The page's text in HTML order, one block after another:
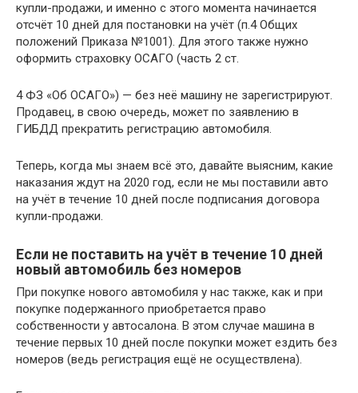
купли-продажи, и именно с этого момента начинается
отсчёт 10 дней для постановки на учёт (п.4 Общих
положений Приказа №1001). Для этого также нужно
оформить страховку ОСАГО (часть 2 ст.
4 ФЗ «Об ОСАГО») — без неё машину не зарегистрируют.
Продавец, в свою очередь, может по заявлению в
ГИБДД прекратить регистрацию автомобиля.
Теперь, когда мы знаем всё это, давайте выясним, какие
наказания ждут на 2020 год, если не мы поставили авто
на учёт в течение 10 дней после подписания договора
купли-продажи.
Если не поставить на учёт в течение 10 дней
новый автомобиль без номеров
При покупке нового автомобиля у нас также, как и при
покупке подержанного приобретается право
собственности у автосалона. В этом случае машина в
течение первых 10 дней после покупки может ездить без
номеров (ведь регистрация ещё не осуществлена).